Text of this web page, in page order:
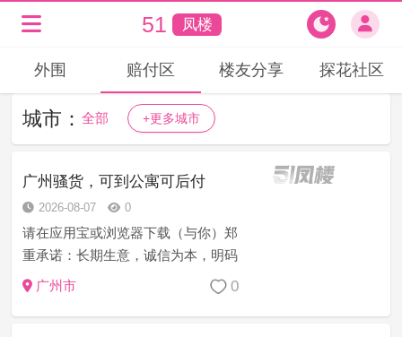
51 凤楼
外围 赔付区 楼友分享 探花社区
城市：全部 +更多城市
广州骚货，可到公寓可后付
2026-08-07 0
请在应用宝或浏览器下载（与你）郑
重承诺：长期生意，诚信为本，明码
消费无套路，信誉第一服务至上，妹
广州市 0